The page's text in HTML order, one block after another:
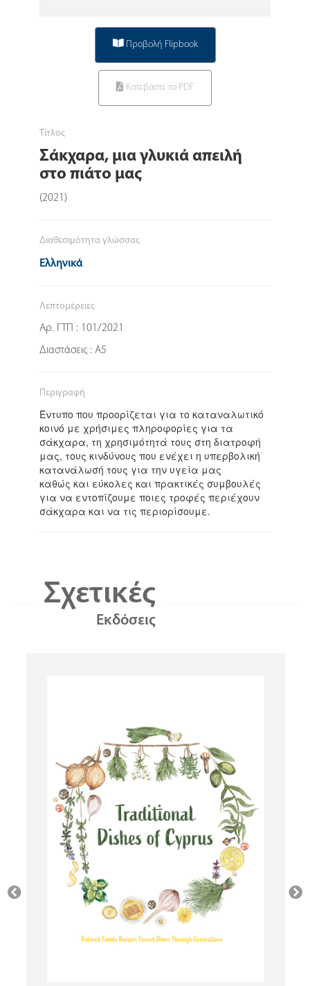
Προβολή Flipbook
Κατεβάστε το PDF
Τίτλος
Σάκχαρα, μια γλυκιά απειλή
στο πιάτο μας
(2021)
Διαθεσιμότητα γλώσσας
Ελληνικά
Λεπτομέρειες
Αρ. ΓΤΠ : 101/2021
Διαστάσεις : A5
Περιγραφή
Έντυπο που προορίζεται για το καταναλωτικό
κοινό με χρήσιμες πληροφορίες για τα
σάκχαρα, τη χρησιμότητά τους στη διατροφή
μας, τους κινδύνους που ενέχει η υπερβολική
κατανάλωσή τους για την υγεία μας
καθώς και εύκολες και πρακτικές συμβουλές
για να εντοπίζουμε ποιες τροφές περιέχουν
σάκχαρα και να τις περιορίσουμε.
Σχετικές
Εκδόσεις